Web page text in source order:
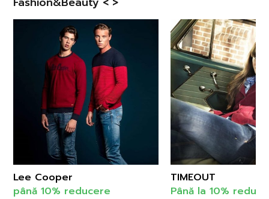
Lee Cooper
până 10% reducere
TIMEOUT
Până la 10%